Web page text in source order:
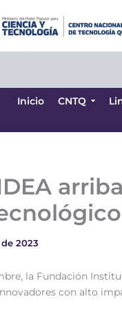
CNTQ
Inicio CNTQ
2023
la Fundación
con alto